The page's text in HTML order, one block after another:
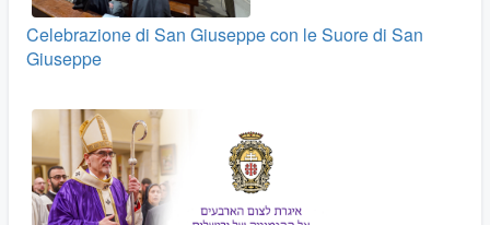
Celebrazione di San Giuseppe con le Suore di San
Giuseppe